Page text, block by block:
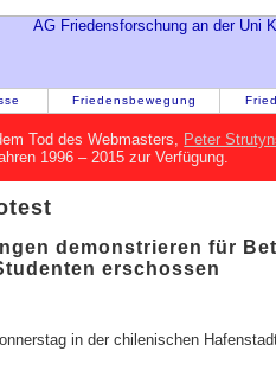
Friedensbewegung
Tod des Webmasters, Peter
1996 – 2015 zur Verfügung.
demonstrieren für
erschossen
in der chilenischen